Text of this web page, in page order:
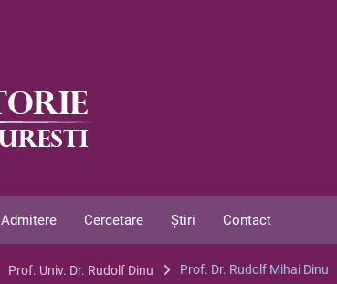
Admitere Cercetare Știri Contact
Prof. Univ. Dr. Rudolf Dinu Prof. Dr. Rudolf Mihai Dinu